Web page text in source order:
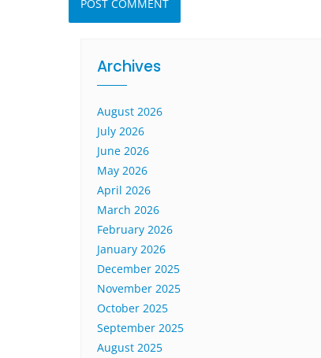
Archives
August 2026
July 2026
June 2026
May 2026
April 2026
March 2026
February 2026
January 2026
December 2025
November 2025
October 2025
September 2025
August 2025